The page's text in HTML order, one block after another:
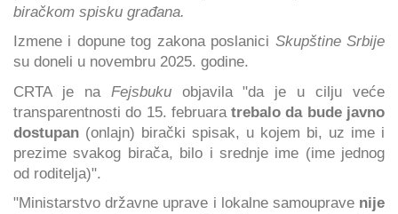
biračkom spisku građana.
Izmene i dopune tog zakona poslanici Skupštine Srbije
su doneli u novembru 2025. godine.
CRTA je na Fejsbukuobjavila "da je u cilju veće
transparentnosti do 15. februaratrebalo da bude javno
dostupan (onlajn) birački spisak, u kojem bi, uz ime i
prezime svakog birača, bilo i srednje ime (ime jednog
od roditelja)".
"Ministarstvo državne uprave i lokalne samouprave nije